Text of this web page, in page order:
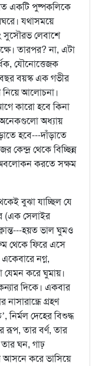
একটি পুষ্পকলিকে
যথাসময়ে
সুসৌরভ লেবাশে
তারপর? না, এটা
যৌনোত্তেজক
বয়স্ক এক গভীর
নিয়ে আলোচনা।
কারো হবে কিনা
অনেকগুলো অধ্যায়
হবে---দাঁড়াতে
থেকে বিচ্ছিন্ন
অবলোকন করতে সক্ষম
বুঝা যাচ্ছিল যে
(এক সেলাইর
হয়ত ভাল ঘুমও
থেকে ফিরে এসে
নগ্ন,
যেমন করে ঘুমায়।
দিকে। একবার
গ্রহণ
নির্মল দেহের বিশুদ্ধ
রূপ, তার বর্ণ, তার
তার ঘন, গাঢ়
আসনে করে ভাসিয়ে